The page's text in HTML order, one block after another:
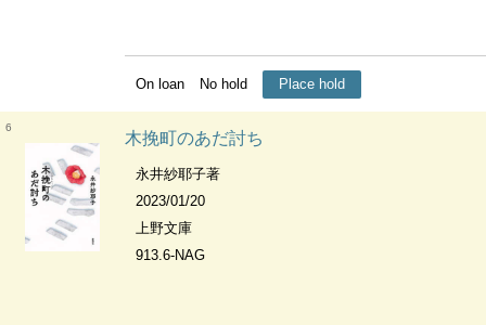
On loan No hold Place hold
6
木挽町のあだ討ち
永井紗耶子著
2023/01/20
上野文庫
913.6-NAG